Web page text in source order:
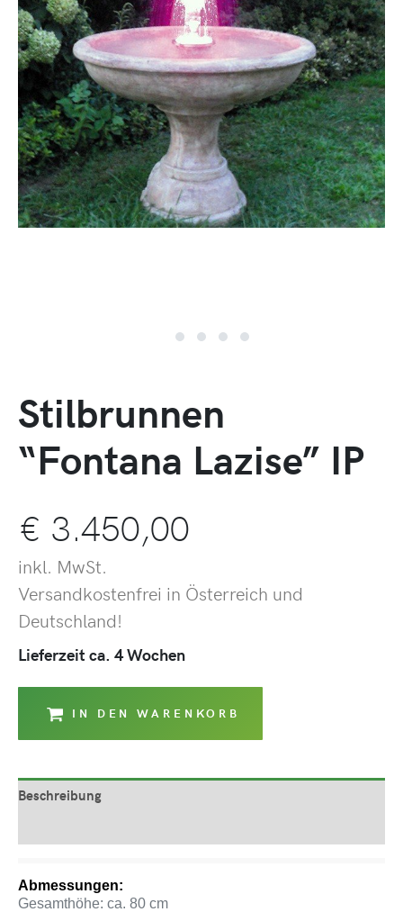
Stilbrunnen
“Fontana Lazise” IP
€ 3.450,00
inkl. MwSt.
Versandkostenfrei in Österreich und
Deutschland!
Lieferzeit ca. 4 Wochen
IN DEN WARENKORB
Beschreibung
Abmessungen:
Gesamthöhe: ca. 80 cm